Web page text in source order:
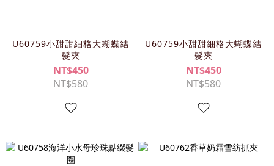
U60759小甜甜細格大蝴蝶結
髮夾
NT$450
NT$580
U60759小甜甜細格大蝴蝶結
髮夾
NT$450
NT$580